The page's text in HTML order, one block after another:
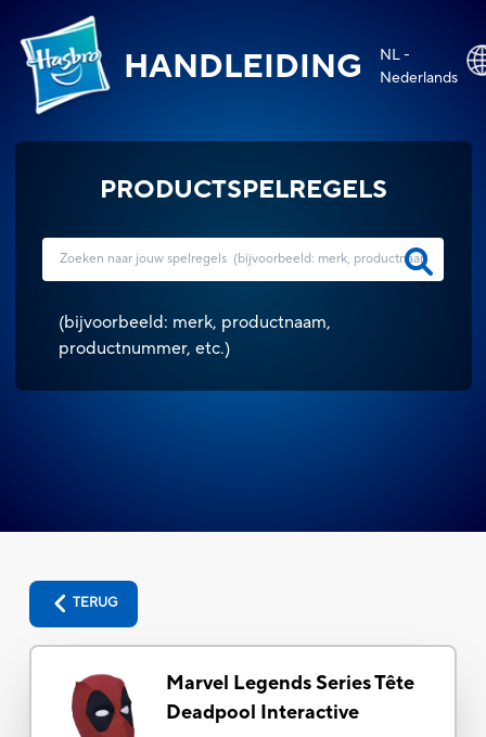
HANDLEIDING
NL -
Nederlands
PRODUCTSPELREGELS
(bijvoorbeeld: merk, productnaam,
productnummer, etc.)
TERUG
Marvel Legends Series Tête
Deadpool Interactive